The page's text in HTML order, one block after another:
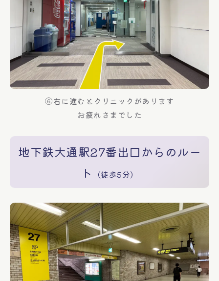
⑥右に進むとクリニックがあります
お疲れさまでした
地下鉄大通駅27番出口からのルー
ト
（徒歩5分）